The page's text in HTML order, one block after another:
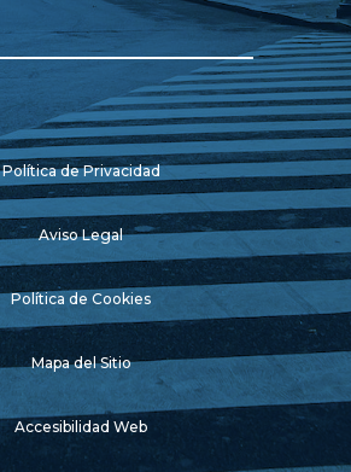
Política de Privacidad
Aviso Legal
Política de Cookies
Mapa del Sitio
Accesibilidad Web